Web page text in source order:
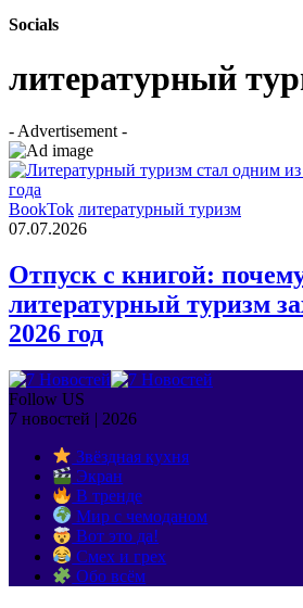
Socials
литературный
- Advertisement -
BookTok литературный туризм
07.07.2026
Отпуск с книгой:
литературный туризм
2026 год
Follow US
7 новостей | 2026
Звёздная кухня
Экран
В тренде
Мир с чемоданом
Вот это да!
Смех и грех
Обо всём